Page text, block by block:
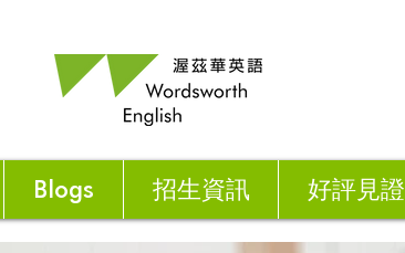
Blogs 招生資訊 好評見證